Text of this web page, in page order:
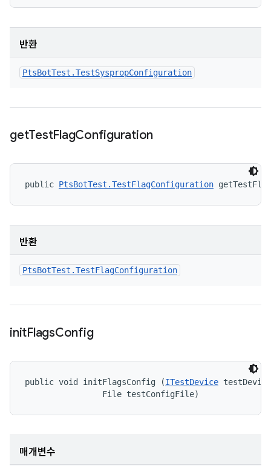
반환
PtsBotTest .TestSyspropConfiguration
getTestFlagConfiguration
public PtsBotTest.TestFlagConfiguration
반환
PtsBotTest .TestFlagConfiguration
initFlagsConfig
public void initFlagsConfig (ITestDevice
                File testConfigFile)
매개변수